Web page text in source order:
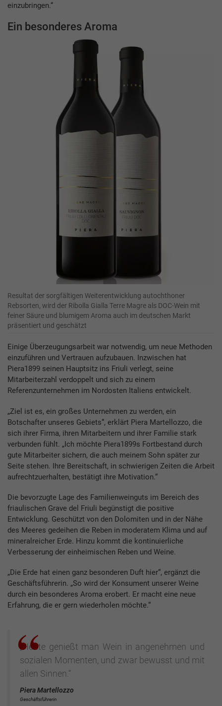
einzubringen.“
Ein besonderes Aroma
Resultat der sorgfältigen Weiterentwicklung autochthoner
Rebsorten, wird der Ribolla Gialla Terre Magre als DOC-Wein mit
feiner Säure und blumigem Aroma auch im deutschen Markt
präsentiert und geschätzt
Einige Überzeugungsarbeit war notwendig, um neue Methoden
einzuführen und Vertrauen aufzubauen. Inzwischen hat
Piera1899 seinen Hauptsitz ins Friuli verlegt, seine
Mitarbeiterzahl verdoppelt und sich zu einem
Referenzunternehmen im Nordosten Italiens entwickelt.
„Ziel ist es, ein großes Unternehmen zu werden, ein
Botschafter unseres Gebiets“, erklärt Piera Martellozzo, die
sich ihrer Firma, ihren Mitarbeitern und ihrer Familie stark
verbunden fühlt. „Ich möchte Piera1899s Fortbestand durch
gute Mitarbeiter sichern, die auch meinem Sohn später zur
Seite stehen. Ihre Bereitschaft, in schwierigen Zeiten die Arbeit
aufrechtzuerhalten, bestätigt ihre Motivation.“
Die bevorzugte Lage des Familienweinguts im Bereich des
friaulischen Grave del Friuli begünstigt die positive
Entwicklung. Geschützt von den Dolomiten und in der Nähe
des Meeres gedeihen die Reben in moderatem Klima und auf
mineralreicher Erde. Hinzu kommt die kontinuierliche
Verbesserung der einheimischen Reben und Weine.
„Die Erde hat einen ganz besonderen Duft hier“, ergänzt die
Geschäftsführerin. „So wird der Konsument unserer Weine
durch ein besonderes Aroma erobert. Er macht eine neue
Erfahrung, die er gern wiederholen möchte.“
„Heute genießt man Wein in angenehmen und
sozialen Momenten, und zwar bewusst und mit
allen Sinnen.“
Piera Martellozzo
Geschäftsführerin